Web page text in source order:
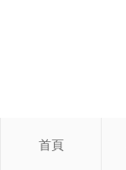
首頁